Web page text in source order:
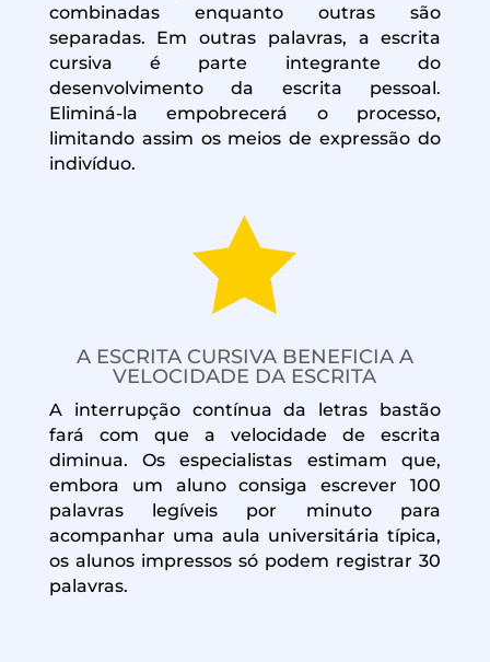
combinadas enquanto outras são
separadas. Em outras palavras, a escrita
cursiva é parte integrante do
desenvolvimento da escrita pessoal.
Eliminá-la empobrecerá o processo,
limitando assim os meios de expressão do
indivíduo.

A ESCRITA CURSIVA BENEFICIA A
VELOCIDADE DA ESCRITA
A interrupção contínua da letras bastão
fará com que a velocidade de escrita
diminua. Os especialistas estimam que,
embora um aluno consiga escrever 100
palavras legíveis por minuto para
acompanhar uma aula universitária típica,
os alunos impressos só podem registrar 30
palavras.